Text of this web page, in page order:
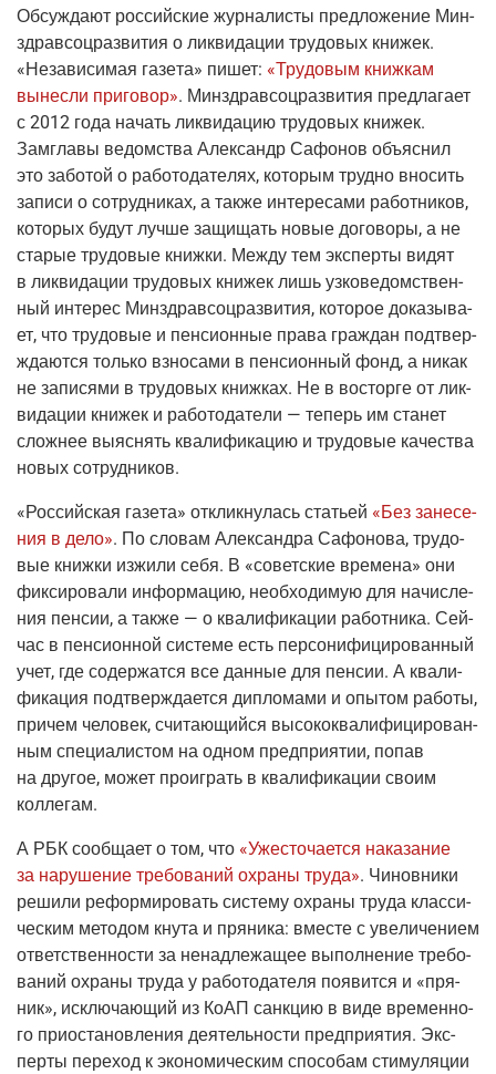
Обсуж­да­ют рос­сий­ские жур­на­ли­сты пред­ло­же­ние Мин­
здрав­соц­раз­ви­тия о лик­ви­да­ции тру­до­вых кни­жек.
«Неза­ви­си­мая газе­та» пишет: «Тру­до­вым книж­кам
вынес­ли при­го­вор». Мин­здрав­соц­раз­ви­тия пред­ла­га­ет
с 2012 года начать лик­ви­да­цию тру­до­вых кни­жек.
Замгла­вы ведом­ства Алек­сандр Сафо­нов объ­яс­нил
это забо­той о рабо­то­да­те­лях, кото­рым труд­но вно­сить
запи­си о сотруд­ни­ках, а так­же инте­ре­са­ми работ­ни­ков,
кото­рых будут луч­ше защи­щать новые дого­во­ры, а не
ста­рые тру­до­вые книж­ки. Меж­ду тем экс­пер­ты видят
в лик­ви­да­ции тру­до­вых кни­жек лишь узко­ве­дом­ствен­
ный инте­рес Мин­здрав­соц­раз­ви­тия, кото­рое дока­зы­ва­
ет, что тру­до­вые и пен­си­он­ные пра­ва граж­дан под­твер­
жда­ют­ся толь­ко взно­са­ми в пен­си­он­ный фонд, а никак
не запи­ся­ми в тру­до­вых книж­ках. Не в вос­тор­ге от лик­
ви­да­ции кни­жек и рабо­то­да­те­ли — теперь им ста­нет
слож­нее выяс­нять ква­ли­фи­ка­цию и тру­до­вые каче­ства
новых сотрудников.
«Рос­сий­ская газе­та» отклик­ну­лась ста­тьей «Без зане­се­
ния в дело». По сло­вам Алек­сандра Сафо­но­ва, тру­до­
вые книж­ки изжи­ли себя. В «совет­ские вре­ме­на» они
фик­си­ро­ва­ли инфор­ма­цию, необ­хо­ди­мую для начис­ле­
ния пен­сии, а так­же — о ква­ли­фи­ка­ции работ­ни­ка. Сей­
час в пен­си­он­ной систе­ме есть пер­со­ни­фи­ци­ро­ван­ный
учет, где содер­жат­ся все дан­ные для пен­сии. А ква­ли­
фи­ка­ция под­твер­жда­ет­ся дипло­ма­ми и опы­том рабо­ты,
при­чем чело­век, счи­та­ю­щий­ся высо­ко­ква­ли­фи­ци­ро­ван­
ным спе­ци­а­ли­стом на одном пред­при­я­тии, попав
на дру­гое, может про­иг­рать в ква­ли­фи­ка­ции сво­им
коллегам.
А РБК сооб­ща­ет о том, что «Уже­сто­ча­ет­ся нака­за­ние
за нару­ше­ние тре­бо­ва­ний охра­ны тру­да». Чинов­ни­ки
реши­ли рефор­ми­ро­вать систе­му охра­ны тру­да клас­си­
че­ским мето­дом кну­та и пря­ни­ка: вме­сте с уве­ли­че­ни­ем
ответ­ствен­но­сти за ненад­ле­жа­щее выпол­не­ние тре­бо­
ва­ний охра­ны тру­да у рабо­то­да­те­ля появит­ся и «пря­
ник», исклю­ча­ю­щий из КоАП санк­цию в виде вре­мен­но­
го при­оста­нов­ле­ния дея­тель­но­сти пред­при­я­тия. Экс­
пер­ты пере­ход к эко­но­ми­че­ским спо­со­бам сти­му­ля­ции